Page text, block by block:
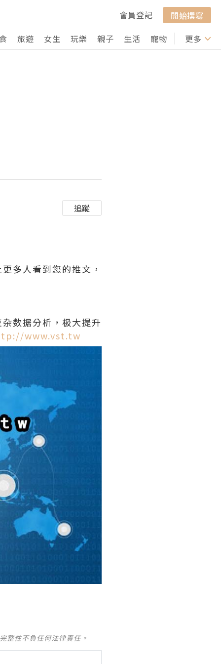
會員登記
開始撰寫
旅遊 女生 玩樂 親子 生活 寵物 行山 打卡
更多
追蹤
多人看到您的推文，
数据分析，极大提升
www.vst.tw
整性不負任何法律責任。